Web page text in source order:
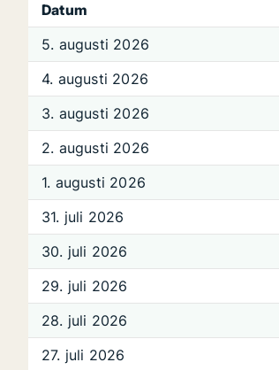
Datum
5. augusti 2026
4. augusti 2026
3. augusti 2026
2. augusti 2026
1. augusti 2026
31. juli 2026
30. juli 2026
29. juli 2026
28. juli 2026
27. juli 2026